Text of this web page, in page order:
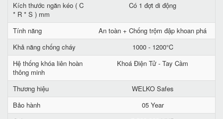
Kích thước ngăn kéo ( C
* R * S ) mm
Có 1 đợt di động
Tính năng
An toàn + Chống trộm đập khoan phá
Khả năng chống cháy
1000 - 1200°C
Hệ thống khóa liên hoàn
thông minh
Khoá Điện Tử - Tay Cầm
Thương hiệu
WELKO Safes
Bảo hành
05 Year